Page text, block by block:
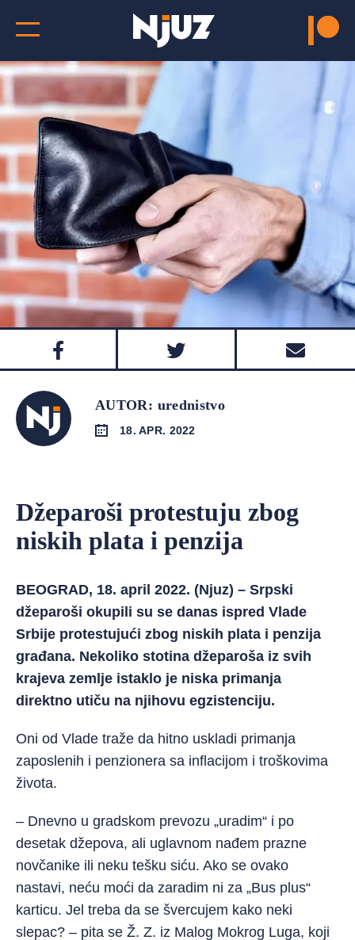
AUTOR: urednistvo
18. APR. 2022
Džeparoši protestuju zbog
niskih plata i penzija
BEOGRAD, 18. april 2022. (Njuz) – Srpski
džeparoši okupili su se danas ispred Vlade
Srbije protestujući zbog niskih plata i penzija
građana. Nekoliko stotina džeparoša iz svih
krajeva zemlje istaklo je niska primanja
direktno utiču na njihovu egzistenciju.
Oni od Vlade traže da hitno uskladi primanja
zaposlenih i penzionera sa inflacijom i troškovima
života.
– Dnevno u gradskom prevozu „uradim“ i po
desetak džepova, ali uglavnom nađem prazne
novčanike ili neku tešku siću. Ako se ovako
nastavi, neću moći da zaradim ni za „Bus plus“
karticu. Jel treba da se švercujem kako neki
slepac? – pita se Ž. Z. iz Malog Mokrog Luga, koji